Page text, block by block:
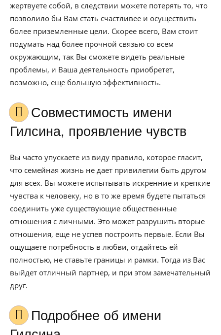
жертвуете собой, в следствии можете потерять то, что
позволило бы Вам стать счастливее и осуществить
более приземленные цели. Скорее всего, Вам стоит
подумать над более прочной связью со всем
окружающим, так Вы сможете видеть реальные
проблемы, и Ваша деятельность приобретет,
возможно, еще большую эффективность.
Совместимость имени
Гилсина, проявление чувств
Вы часто упускаете из виду правило, которое гласит,
что семейная жизнь не дает привилегии быть другом
для всех. Вы можете испытывать искренние и крепкие
чувства к человеку, но в то же время будете пытаться
соединить уже существующие общественные
отношения с личными. Это может разрушить вторые
отношения, еще не успев построить первые. Если Вы
ощущаете потребность в любви, отдайтесь ей
полностью, не ставьте границы и рамки. Тогда из Вас
выйдет отличный партнер, и при этом замечательный
друг.
Подробнее об имени